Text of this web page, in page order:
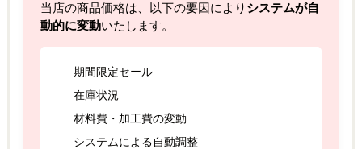
当店の商品価格は、以下の要因により システムが自
動的に変動いたします。
期間限定セール
在庫状況
材料費・加工費の変動
システムによる自動調整